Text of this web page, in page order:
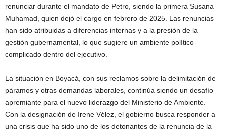
renunciar durante el mandato de Petro, siendo la primera Susana
Muhamad, quien dejó el cargo en febrero de 2025. Las renuncias
han sido atribuidas a diferencias internas y a la presión de la
gestión gubernamental, lo que sugiere un ambiente político
complicado dentro del ejecutivo.
La situación en Boyacá, con sus reclamos sobre la delimitación de
páramos y otras demandas laborales, continúa siendo un desafío
apremiante para el nuevo liderazgo del Ministerio de Ambiente.
Con la designación de Irene Vélez, el gobierno busca responder a
una crisis que ha sido uno de los detonantes de la renuncia de la